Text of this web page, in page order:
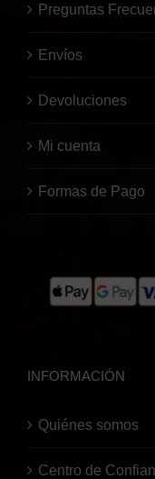
Preguntas
Envíos
Devoluciones
Mi cuenta
Formas de Pago
INFORMACIÓN
Quiénes somos
Centro de